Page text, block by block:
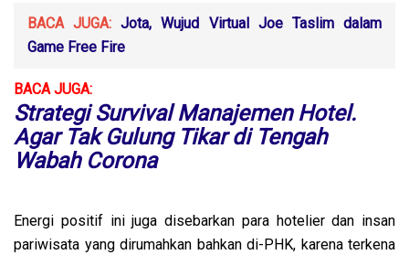
BACA JUGA: Jota, Wujud Virtual Joe Taslim dalam
Game Free Fire
BACA JUGA:
Strategi Survival Manajemen Hotel.
Agar Tak Gulung Tikar di Tengah
Wabah Corona
Energi positif ini juga disebarkan para hotelier dan insan
pariwisata yang dirumahkan bahkan di-PHK, karena terkena